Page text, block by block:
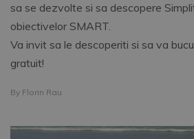
sa se dezvolte si sa descopere
obiectivelor SMART.
Va invit sa le descoperiti si sa va
gratuit!
By Florin Rau